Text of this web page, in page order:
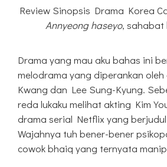
Review Sinopsis Drama Korea
Annyeong haseyo, sahabat
Drama yang mau aku bahas ini
melodrama yang diperankan
Kwang dan Lee Sung-Kyung.
reda lukaku melihat akting Kim
drama serial Netflix yang
Wajahnya tuh bener-bener
cowok bhaiq yang ternyata